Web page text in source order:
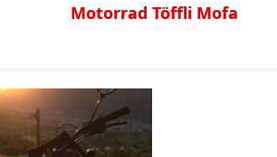
Motorrad Töffli Mofa